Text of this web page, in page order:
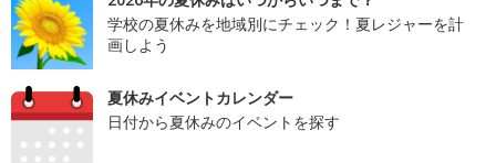
学校の夏休みを地域別にチェック！夏レジャーを計
画しよう
夏休みイベントカレンダー
日付から夏休みのイベントを探す